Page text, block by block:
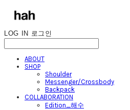
LOG IN 로그인
ABOUT
SHOP
Shoulder
Messenger/Crossbody
Backpack
COLLABORATION
Edition_해수